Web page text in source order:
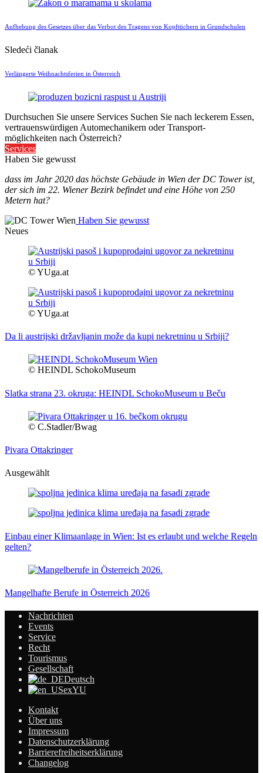
Aufhebung des Gesetzes über das Verbot des Tragens von Kopftüchern in Grundschulen
Sledeći članak
Verlängerte Weihnachtsferien in Österreich
Durchsuchen Sie unsere Services Suchen Sie nach leckerem Essen,
vertrauenswürdigen Automechanikern oder Transport-
möglichkeiten nach Österreich?
Services
Haben Sie gewusst
dass im Jahr 2020 das höchste Gebäude in Wien der DC Tower ist,
der sich im 22. Wiener Bezirk befindet und eine Höhe von 250
Metern hat?
Haben Sie gewusst
Neues
© YUga.at
© YUga.at
Da li austrijski državljanin može da kupi nekretninu u Srbiji?
© HEINDL SchokoMuseum
Slatka strana 23. okruga: HEINDL SchokoMuseum u Beču
© C.Stadler/Bwag
Pivara Ottakringer
Ausgewählt
Einbau einer Klimaanlage in Wien: Ist es erlaubt und welche Regeln
gelten?
Mangelhafte Berufe in Österreich 2026
Nachrichten
Events
Service
Recht
Tourismus
Gesellschaft
Deutsch
exYU
Kontakt
Über uns
Impressum
Datenschutzerklärung
Barrierefreiheitserklärung
Changelog